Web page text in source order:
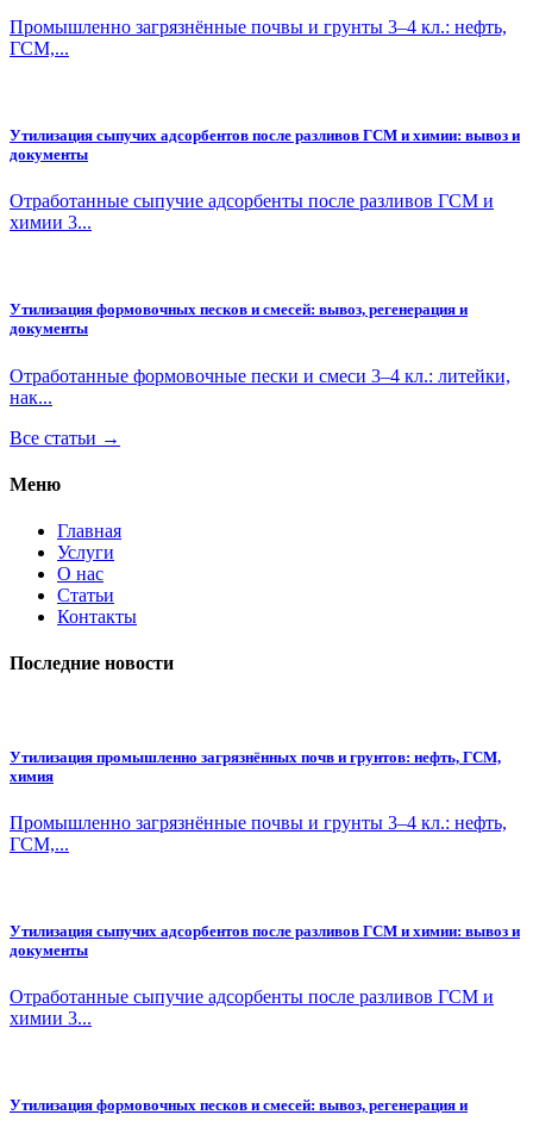
Промышленно загрязнённые почвы и грунты 3–4 кл.: нефть,
ГСМ,...
Утилизация сыпучих адсорбентов после разливов ГСМ и химии: вывоз и
документы
Отработанные сыпучие адсорбенты после разливов ГСМ и
химии 3...
Утилизация формовочных песков и смесей: вывоз, регенерация и
документы
Отработанные формовочные пески и смеси 3–4 кл.: литейки,
нак...
Все статьи →
Меню
Главная
Услуги
О нас
Статьи
Контакты
Последние новости
Утилизация промышленно загрязнённых почв и грунтов: нефть, ГСМ,
химия
Промышленно загрязнённые почвы и грунты 3–4 кл.: нефть,
ГСМ,...
Утилизация сыпучих адсорбентов после разливов ГСМ и химии: вывоз и
документы
Отработанные сыпучие адсорбенты после разливов ГСМ и
химии 3...
Утилизация формовочных песков и смесей: вывоз, регенерация и